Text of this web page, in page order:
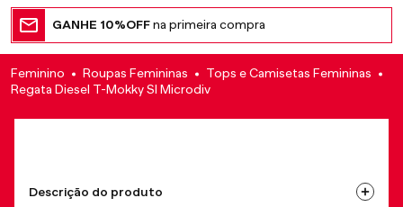
GANHE 10%OFFna primeira compra
Feminino Roupas Femininas
Tops e Camisetas Femininas
Regata Diesel T-Mokky Sl Microdiv
Descrição do produto